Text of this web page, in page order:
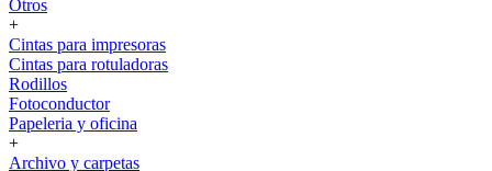
Otros
+
Cintas para impresoras
Cintas para rotuladoras
Rodillos
Fotoconductor
Papeleria y oficina
+
Archivo y carpetas